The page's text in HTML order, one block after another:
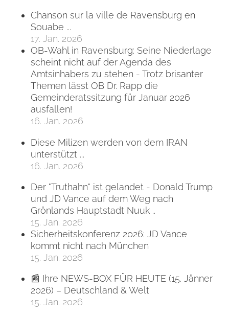
Chanson sur la ville de Ravensburg en
Souabe ...
17. Jan. 2026
OB-Wahl in Ravensburg: Seine Niederlage
scheint nicht auf der Agenda des
Amtsinhabers zu stehen - Trotz brisanter
Themen lässt OB Dr. Rapp die
Gemeinderatssitzung für Januar 2026
ausfallen!
16. Jan. 2026
Diese Milizen werden von dem IRAN
unterstützt ...
16. Jan. 2026
Der "Truthahn" ist gelandet - Donald Trump
und JD Vance auf dem Weg nach
Grönlands Hauptstadt Nuuk ..
15. Jan. 2026
Sicherheitskonferenz 2026: JD Vance
kommt nicht nach München
15. Jan. 2026
📰 Ihre NEWS-BOX FÜR HEUTE (15. Jänner
2026) – Deutschland & Welt
15. Jan. 2026